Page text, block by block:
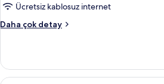
için
tüm
fotoğrafları
Ücretsiz kablosuz internet
Daha çok detay
Premier
(Lucia)
hakkında
Family